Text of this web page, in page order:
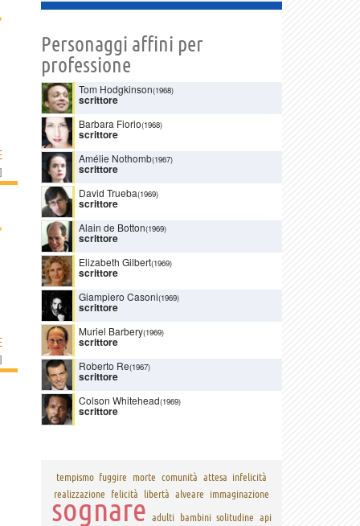
]
]
Personaggi affini per
professione
Tom Hodgkinson(1968)
scrittore
Barbara Fiorio(1968)
scrittore
Amélie Nothomb(1967)
scrittore
David Trueba(1969)
scrittore
Alain de Botton(1969)
scrittore
Elizabeth Gilbert(1969)
scrittore
Giampiero Casoni(1969)
scrittore
Muriel Barbery(1969)
scrittore
Roberto Re(1967)
scrittore
Colson Whitehead(1969)
scrittore
tempismo fuggire morte comunità attesa infelicità
realizzazione
felicità libertà alveare immaginazione
sognare adulti bambini solitudine api